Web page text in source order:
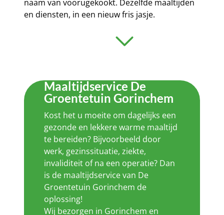
naam van voorugekookt. Dezelfde maaltijden
en diensten, in een nieuw fris jasje.
Maaltijdservice De
Groentetuin Gorinchem
Kost het u moeite om dagelijks een
gezonde en lekkere warme maaltijd
te bereiden? Bijvoorbeeld door
werk, gezinssituatie, ziekte,
invaliditeit of na een operatie? Dan
is de maaltijdservice van De
Groentetuin Gorinchem de
oplossing!
Wij bezorgen in Gorinchem en